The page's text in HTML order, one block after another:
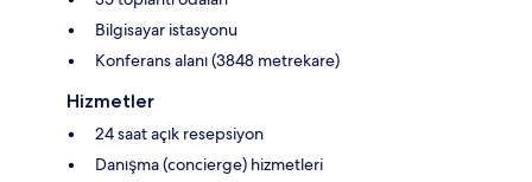
Bilgisayar istasyonu
Konferans alanı (3848 metrekare)
Hizmetler
24 saat açık resepsiyon
Danışma (concierge) hizmetleri